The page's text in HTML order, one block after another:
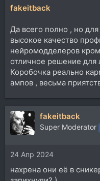
fakeitback
Да всего полно , но
высокое качество
нейромодделеров
отличное решение для
Коробочка реально
ампов , весьма
fakeitback
Super Moderator
24 Апр 2024
нахрена они её в